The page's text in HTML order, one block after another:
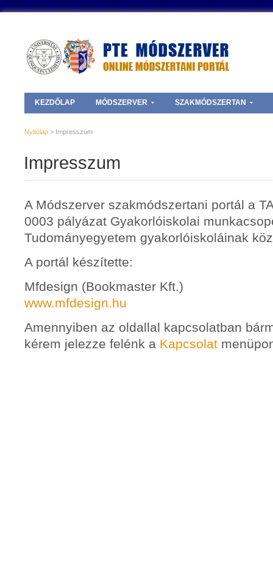
KEZDŐLAP MÓDSZERVER SZAKMÓDSZERTAN
Nyitólap > Impresszum
Impresszum
A Módszerver szakmódszertani portál a
0003 pályázat Gyakorlóiskolai
Tudományegyetem gyakorlóiskoláinak
A portál készítette:
Mfdesign (Bookmaster Kft.)
www.mfdesign.hu
Amennyiben az oldallal kapcsolatban
kérem jelezze felénk a Kapcsolat